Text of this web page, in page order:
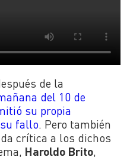
de la
del 10 de
su propia
fallo. Pero también
crítica a los dichos
Haroldo Brito,